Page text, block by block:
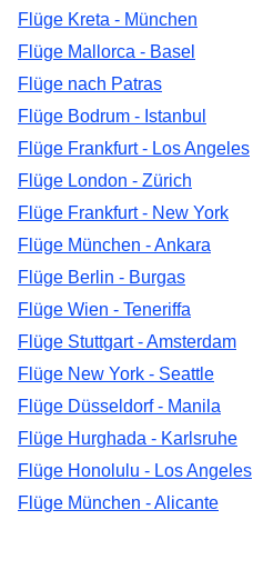
Flüge Kreta - München
Flüge Mallorca - Basel
Flüge nach Patras
Flüge Bodrum - Istanbul
Flüge Frankfurt - Los Angeles
Flüge London - Zürich
Flüge Frankfurt - New York
Flüge München - Ankara
Flüge Berlin - Burgas
Flüge Wien - Teneriffa
Flüge Stuttgart - Amsterdam
Flüge New York - Seattle
Flüge Düsseldorf - Manila
Flüge Hurghada - Karlsruhe
Flüge Honolulu - Los Angeles
Flüge München - Alicante